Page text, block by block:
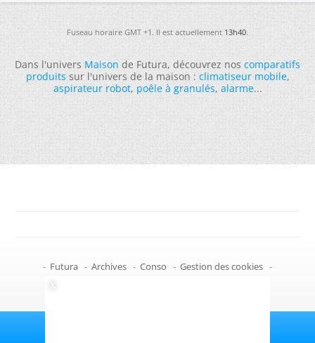
Fuseau horaire GMT +1. Il est actuellement13h40.
Dans l'universMaisonde Futura, découvrez noscomparatifs
produitssur l'univers de la maison :climatiseur mobile,
aspirateur robot,poêle à granulés,alarme...
- Futura - Archives - Conso - Gestion des cookies -